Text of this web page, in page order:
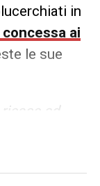
in
ai
le sue
ad
battuta